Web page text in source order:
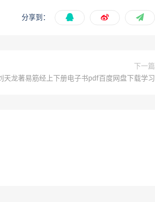
分享到：
下一篇
天龙著易筋经上下册电子书pdf百度网盘下载学习